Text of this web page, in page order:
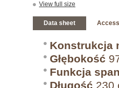
View full size
Data sheet
Konstrukcja
Głębokość
Funkcja
Długość 230